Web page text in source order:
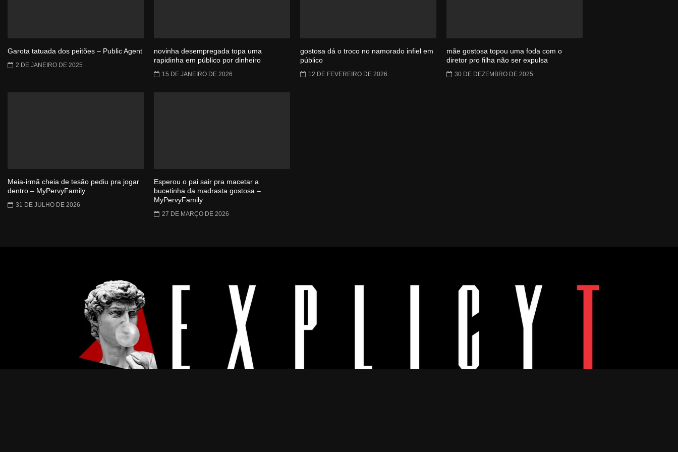
Garota tatuada dos peitões – Public Agent
2 DE JANEIRO DE 2025
novinha desempregada topa uma
rapidinha em público por dinheiro
15 DE JANEIRO DE 2026
gostosa dá o troco no namorado infiel em
público
12 DE FEVEREIRO DE 2026
mãe gostosa topou uma foda com o
diretor pro filha não ser expulsa
30 DE DEZEMBRO DE 2025
Meia-irmã cheia de tesão pediu pra jogar
dentro – MyPervyFamily
31 DE JULHO DE 2026
Esperou o pai sair pra macetar a
bucetinha da madrasta gostosa –
MyPervyFamily
27 DE MARÇO DE 2026